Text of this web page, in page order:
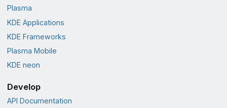
Plasma
KDE Applications
KDE Frameworks
Plasma Mobile
KDE neon
Develop
API Documentation